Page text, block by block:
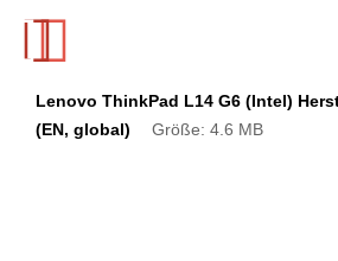
Lenovo ThinkPad L14 G6 (Intel)
(EN, global)
Größe: 4.6 MB